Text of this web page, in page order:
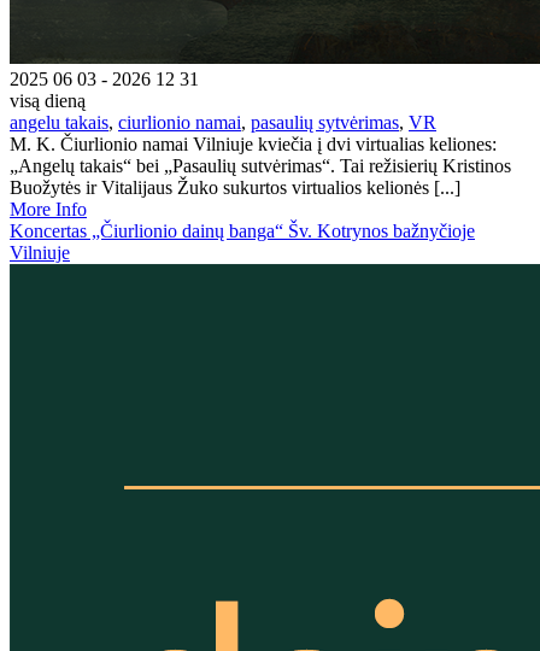
2025 06 03 - 2026 12 31
visą dieną
angelu takais, ciurlionio namai, pasaulių sytvėrimas, VR
M. K. Čiurlionio namai Vilniuje kviečia į dvi virtualias keliones:
„Angelų takais“ bei „Pasaulių sutvėrimas“. Tai režisierių Kristinos
Buožytės ir Vitalijaus Žuko sukurtos virtualios kelionės [...]
More Info
Koncertas „Čiurlionio dainų banga“ Šv. Kotrynos bažnyčioje
Vilniuje